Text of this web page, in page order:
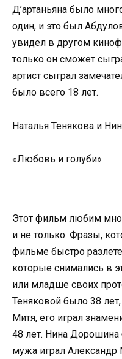
Д’артаньяна было
один, и это был
увидел в другом
только он сможет
артист сыграл
было всего 18 лет.
Наталья Тенякова и
«Любовь и голуби»
Этот фильм любим
и не только. Фразы,
фильме быстро
которые снимались в
или младше своих
Теняковой было 38
Митя, его играл
48 лет. Нина Дорошина
мужа играл